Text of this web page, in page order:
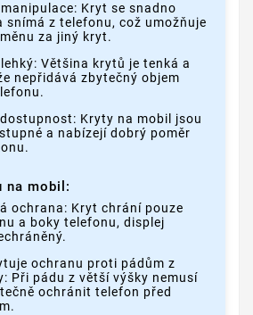
Kryt se snadno
snímá z telefonu, což umožňuje
za jiný kryt.
Většina krytů je tenká a
nepřidává zbytečný objem
Kryty na mobil jsou
a nabízejí dobrý poměr
na mobil:
ochrana: Kryt chrání pouze
a boky telefonu, displej
ochranu proti pádům z
Při pádu z větší výšky nemusí
ochránit telefon před